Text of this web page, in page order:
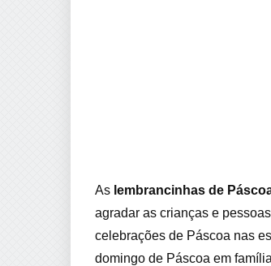
As lembrancinhas de
agradar as crianças e
celebrações de Páscoa nas
domingo de Páscoa em